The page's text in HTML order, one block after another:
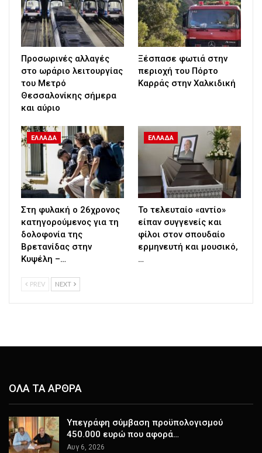
Προσωρινές αλλαγές
στο ωράριο λειτουργίας
του Μετρό
Θεσσαλονίκης σήμερα
και αύριο
Ξέσπασε φωτιά στην
περιοχή του Πόρτο
Καρράς στην Χαλκιδική
ΕΛΛΑΔΑ
Στη φυλακή ο 26χρονος
κατηγορούμενος για τη
δολοφονία της
Βρετανίδας στην
Κυψέλη –…
ΕΛΛΑΔΑ
Το τελευταίο «αντίο»
είπαν συγγενείς και
φίλοι στον σπουδαίο
ερμηνευτή και μουσικό,
…
PREV NEXT
ΟΛΑ ΤΑ ΑΡΘΡΑ
Υπεγράφη σύμβαση προϋπολογισμού
450.000 ευρώ που αφορά…
Αυγ 6, 2026